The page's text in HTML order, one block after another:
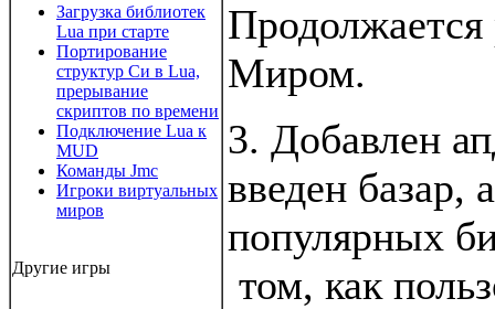
Загрузка библиотек
Lua при старте
Портирование
структур Си в Lua,
прерывание
скриптов по времени
Подключение Lua к
MUD
Команды Jmc
Игроки виртуальных
миров
Другие игры
Продолжается
Миром.
3. Добавлен
введен базар,
популярных
том, как